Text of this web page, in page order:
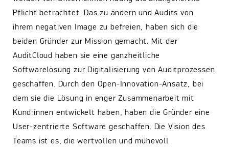
Pflicht betrachtet. Das zu ändern und Audits von
ihrem negativen Image zu befreien, haben sich die
beiden Gründer zur Mission gemacht. Mit der
AuditCloud haben sie eine ganzheitliche
Softwarelösung zur Digitalisierung von Auditprozessen
geschaffen. Durch den Open-Innovation-Ansatz, bei
dem sie die Lösung in enger Zusammenarbeit mit
Kund:innen entwickelt haben, haben die Gründer eine
User-zentrierte Software geschaffen. Die Vision des
Teams ist es, die wertvollen und mühevoll